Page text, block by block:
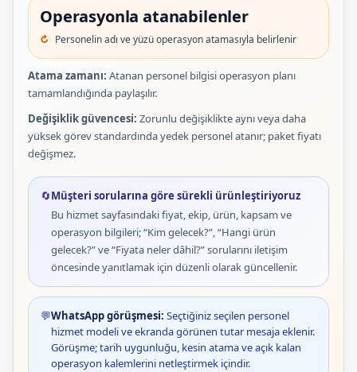
Operasyonla atanabilenler
Personelin adı ve yüzü operasyon atamasıyla belirlenir
Atama zamanı: Atanan personel bilgisi operasyon planı
tamamlandığında paylaşılır.
Değişiklik güvencesi: Zorunlu değişiklikte aynı veya daha
yüksek görev standardında yedek personel atanır; paket fiyatı
değişmez.
🔄Müşteri sorularına göre sürekli ürünleştiriyoruz
Bu hizmet sayfasındaki fiyat, ekip, ürün, kapsam ve
operasyon bilgileri; “Kim gelecek?”, “Hangi ürün
gelecek?” ve “Fiyata neler dâhil?” sorularını iletişim
öncesinde yanıtlamak için düzenli olarak güncellenir.
💬WhatsApp görüşmesi: Seçtiğiniz seçilen personel
hizmet modeli ve ekranda görünen tutar mesaja eklenir.
Görüşme; tarih uygunluğu, kesin atama ve açık kalan
operasyon kalemlerini netleştirmek içindir.